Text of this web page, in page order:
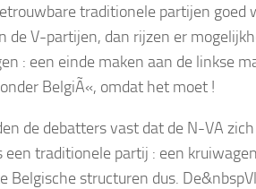
traditionele partijen goed
de V-partijen, dan rijzen er
: een einde maken aan de linkse
BelgiÃ«, omdat het moet !
de debatters vast dat de N-VA
een traditionele partij : een
Belgische structuren dus. De